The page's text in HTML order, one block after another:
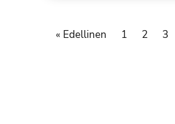
« Edellinen 1 2 3